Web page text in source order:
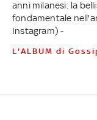
anni milanesi: la
fondamentale
Instagram) -
L'ALBUM di